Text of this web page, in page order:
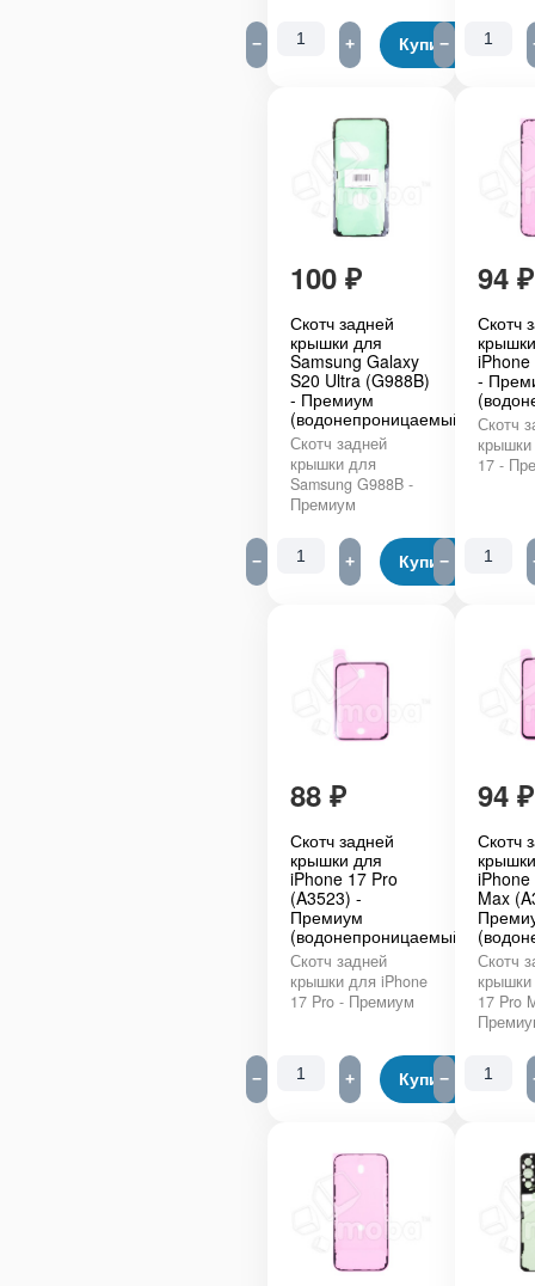
− + Купить
−
100 ₽
Скотч задней
крышки для
Samsung Galaxy
S20 Ultra (G988B)
- Премиум
(водонепроницаемый)
Скотч задней
крышки для
Samsung G988B -
Премиум
− + Купить
94 ₽
Скотч
-
Скотч
17 -
−
88 ₽
Скотч задней
крышки для
iPhone 17 Pro
(A3523) -
Премиум
(водонепроницаемый)
Скотч задней
крышки для iPhone
17 Pro - Премиум
− + Купить
94 ₽
Скотч
Max
Скотч
17 Pro
−